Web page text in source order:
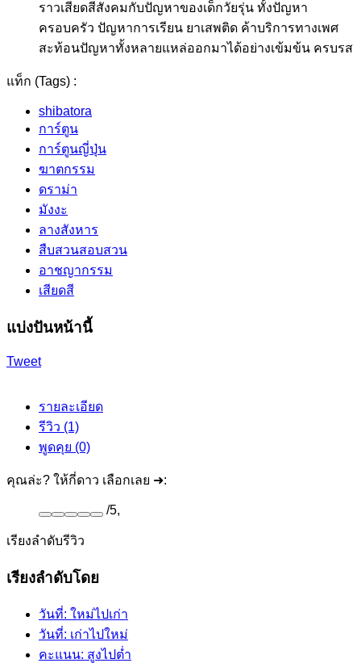
ราวเสียดสีสังคมกับปัญหาของเด็กวัยรุ่น ทั้งปัญหา
ครอบครัว ปัญหาการเรียน ยาเสพติด ค้าบริการทางเพศ
สะท้อนปัญหาทั้งหลายแหล่ออกมาได้อย่างเข้มข้น ครบรส
แท็ก (Tags) :
shibatora
การ์ตูน
การ์ตูนญี่ปุ่น
ฆาตกรรม
ดราม่า
มังงะ
ลางสังหาร
สืบสวนสอบสวน
อาชญากรรม
เสียดสี
แบ่งปันหน้านี้
Tweet
รายละเอียด
รีวิว (1)
พูดคุย (0)
คุณล่ะ? ให้กี่ดาว เลือกเลย ➜:
/5,
เรียงลำดับรีวิว
เรียงลำดับโดย
วันที่: ใหม่ไปเก่า
วันที่: เก่าไปใหม่
คะแนน: สูงไปต่ำ